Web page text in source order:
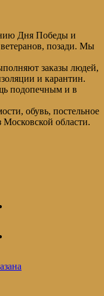
Дня Победы и
позади. Мы
заказы людей,
и карантин.
подопечным и в
обувь, постельное
Московской области.